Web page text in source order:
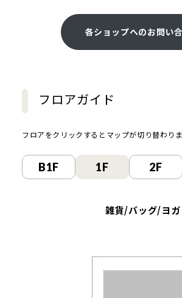
各ショップへのお問い
フロアガイド
フロアをクリックするとマップが切り替わり
B1F 1F 2F
雑貨/バッグ/ヨ